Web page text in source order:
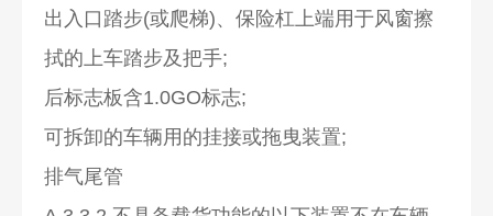
出入口踏步(或爬梯)、保险杠上端用于风窗擦
拭的上车踏步及把手;
后标志板含1.0GO标志;
可拆卸的车辆用的挂接或拖曳装置;
排气尾管